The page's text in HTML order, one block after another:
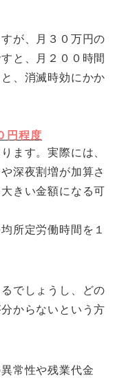
が、月３０万円の
と、月２００時間
、消滅時効にかか
円程度
ます。実際には、
深夜割増が加算さ
きい金額になる可
所定労働時間を１
でしょうし、どの
からないという方
常性や残業代金